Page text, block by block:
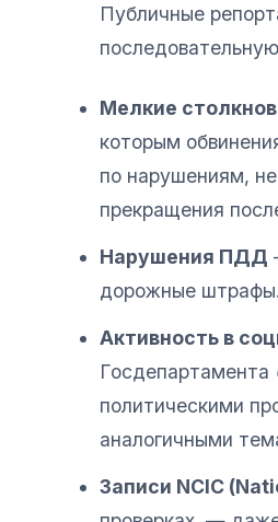
Публичные
Мелкие
которым
по нарушениям,
прекращения
Нарушения ПДД
дорожные штрафы.
Активность в
Госдепартамента
политическими
аналогичными
Записи NCIC